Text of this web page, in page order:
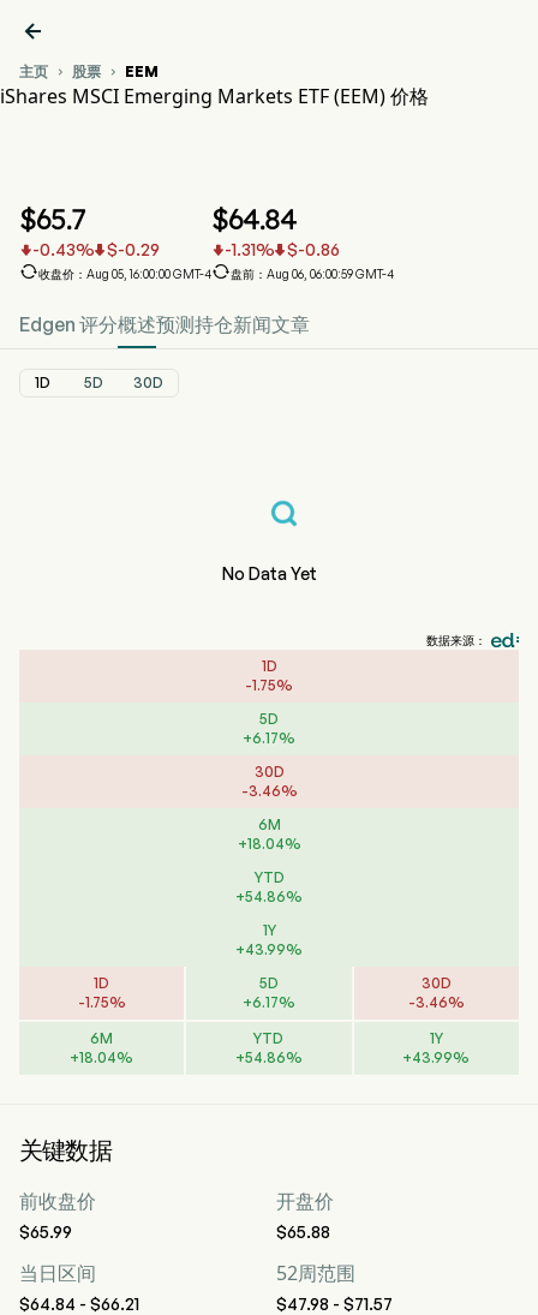

主页  股票  EEM
iShares MSCI Emerging Markets ETF (EEM) 价格
$65.7
-0.43% $-0.29
收盘价：Aug 05, 16:00:00 GMT-4
$64.84
-1.31% $-0.86
盘前：Aug 06, 06:00:59 GMT-4
Edgen 评分概述预测持仓新闻文章
1D 5D 30D
No Data Yet
数据来源：
1D
-1.75%
5D
+6.17%
30D
-3.46%
6M
+18.04%
YTD
+54.86%
1Y
+43.99%
1D
-1.75%
5D
+6.17%
30D
-3.46%
6M
+18.04%
YTD
+54.86%
1Y
+43.99%
关键数据
前收盘价
$65.99
开盘价
$65.88
当日区间
$64.84 - $66.21
52周范围
$47.98 - $71.57